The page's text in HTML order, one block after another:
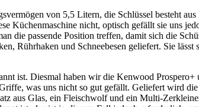
von 5,5 Litern, die Schlüssel besteht
Küchenmaschine nicht, optisch gefällt sie uns
die passende Position treffen, damit sich die
Rührhaken und Schneebesen geliefert. Sie
ist. Diesmal haben wir die Kenwood
was uns nicht so gut gefällt. Geliefert wird
aus Glas, ein Fleischwolf und ein Multi-